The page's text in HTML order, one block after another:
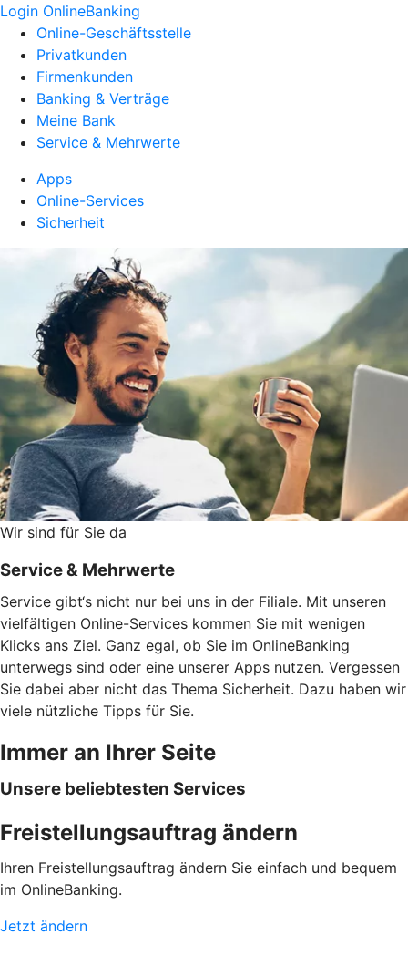
Login OnlineBanking
Online-Geschäftsstelle
Privatkunden
Firmenkunden
Banking & Verträge
Meine Bank
Service & Mehrwerte
Apps
Online-Services
Sicherheit
Wir sind für Sie da
Service & Mehrwerte
Service gibt‘s nicht nur bei uns in der Filiale. Mit unseren
vielfältigen Online-Services kommen Sie mit wenigen
Klicks ans Ziel. Ganz egal, ob Sie im OnlineBanking
unterwegs sind oder eine unserer Apps nutzen. Vergessen
Sie dabei aber nicht das Thema Sicherheit. Dazu haben wir
viele nützliche Tipps für Sie.
Immer an Ihrer Seite
Unsere beliebtesten Services
Freistellungsauftrag ändern
Ihren Freistellungsauftrag ändern Sie einfach und bequem
im OnlineBanking.
Jetzt ändern